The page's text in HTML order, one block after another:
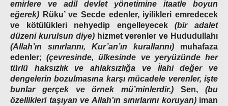
emirlere ve adil devlet yönetimine itaatle boyun
eğerek) Rüku’ ve Secde edenler, iyilikleri emredecek
ve kötülükleri nehyedip engelleyecek(bir adalet
düzeni kurulsun diye)hizmet verenler ve Hududullahı
(Allah’ın sınırlarını, Kur’an’ın kurallarını) muhafaza
edenler;(çevresinde, ülkesinde ve yeryüzünde her
türlü haksızlık ve ahlaksızlığa ve İlahi değer ve
dengelerin bozulmasına karşı mücadele verenler, işte
bunlar gerçek ve örnek mü’minlerdir.) Sen,(bu
özellikleri taşıyan ve Allah’ın sınırlarını koruyan)iman